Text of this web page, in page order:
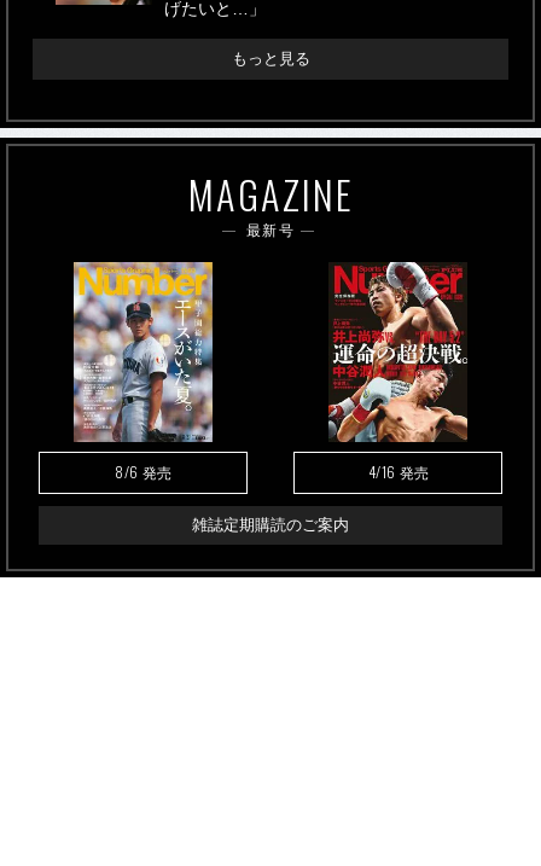
げたいと…」
もっと見る
MAGAZINE
最新号
8/6 発売 4/16 発売
雑誌定期購読のご案内